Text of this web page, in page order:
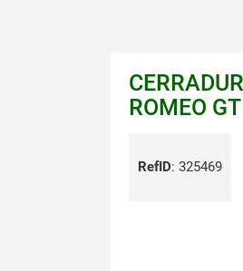
ROMEO
RefID: 325469